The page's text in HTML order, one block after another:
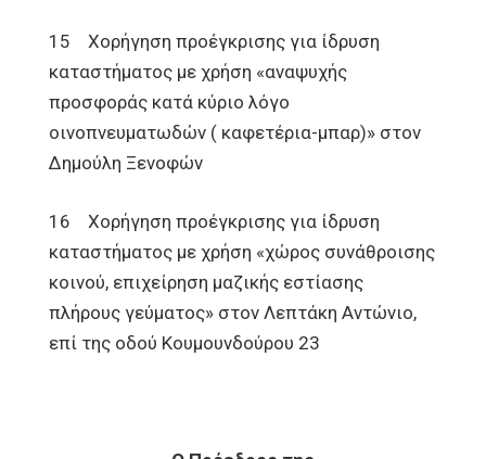
15 Χορήγηση προέγκρισης για ίδρυση
καταστήματος με χρήση «αναψυχής
προσφοράς κατά κύριο λόγο
οινοπνευματωδών ( καφετέρια-μπαρ)» στον
Δημούλη Ξενοφών
16 Χορήγηση προέγκρισης για ίδρυση
καταστήματος με χρήση «χώρος συνάθροισης
κοινού, επιχείρηση μαζικής εστίασης
πλήρους γεύματος» στον Λεπτάκη Αντώνιο,
επί της οδού Κουμουνδούρου 23